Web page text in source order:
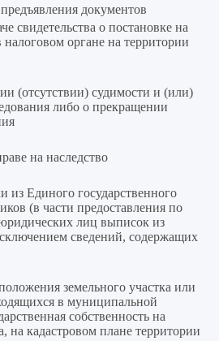
документов
свидетельства о постановке на
налоговом органе на территории
(отсутствии) судимости и (или)
либо о прекращении
на наследство
из Единого государственного
(в части предоставления по
лиц выписок из
сведений, содержащих
земельного участка или
в муниципальной
собственность на
на кадастровом плане территории